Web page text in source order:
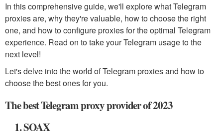
In this comprehensive guide, we'll explore what Telegram
proxies are, why they're valuable, how to choose the right
one, and how to configure proxies for the optimal Telegram
experience. Read on to take your Telegram usage to the
next level!
Let's delve into the world of Telegram proxies and how to
choose the best ones for you.
The best Telegram proxy provider of 2023
1. SOAX